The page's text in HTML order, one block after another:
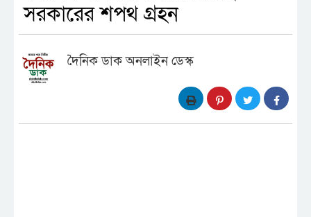
সরকারের শপথ গ্রহন
দৈনিক ডাক অনলাইন ডেস্ক